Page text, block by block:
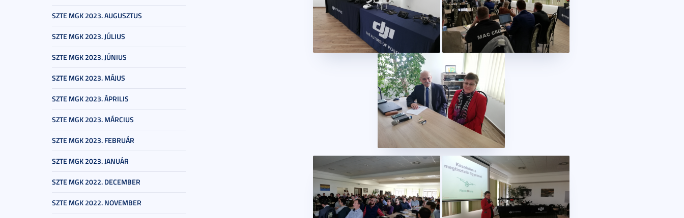
SZTE MGK 2023. AUGUSZTUS
SZTE MGK 2023. JÚLIUS
SZTE MGK 2023. JÚNIUS
SZTE MGK 2023. MÁJUS
SZTE MGK 2023. ÁPRILIS
SZTE MGK 2023. MÁRCIUS
SZTE MGK 2023. FEBRUÁR
SZTE MGK 2023. JANUÁR
SZTE MGK 2022. DECEMBER
SZTE MGK 2022. NOVEMBER